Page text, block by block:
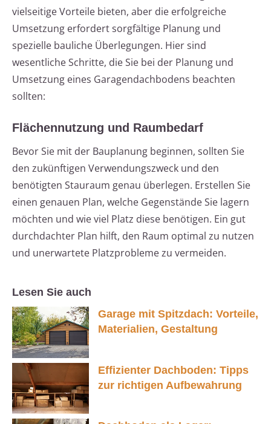
vielseitige Vorteile bieten, aber die erfolgreiche
Umsetzung erfordert sorgfältige Planung und
spezielle bauliche Überlegungen. Hier sind
wesentliche Schritte, die Sie bei der Planung und
Umsetzung eines Garagendachbodens beachten
sollten:
Flächennutzung und Raumbedarf
Bevor Sie mit der Bauplanung beginnen, sollten Sie
den zukünftigen Verwendungszweck und den
benötigten Stauraum genau überlegen. Erstellen Sie
einen genauen Plan, welche Gegenstände Sie lagern
möchten und wie viel Platz diese benötigen. Ein gut
durchdachter Plan hilft, den Raum optimal zu nutzen
und unerwartete Platzprobleme zu vermeiden.
Lesen Sie auch
Garage mit Spitzdach: Vorteile,
Materialien, Gestaltung
Effizienter Dachboden: Tipps
zur richtigen Aufbewahrung